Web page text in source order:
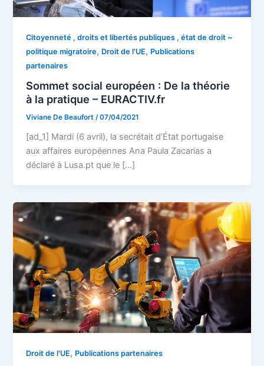
Citoyenneté , droits et libertés publiques , état de droit ~
politique migratoire, Droit de l'UE, Publications
partenaires
Sommet social européen : De la théorie
à la pratique – EURACTIV.fr
Viviane De Beaufort/07/04/2021
[ad_1] Mardi (6 avril), la secrétait d’État portugaise
aux affaires européennes Ana Paula Zacarias a
déclaré à Lusa.pt que le […]
Droit de l'UE, Publications partenaires